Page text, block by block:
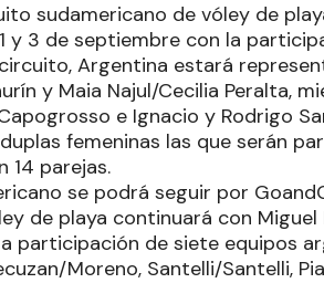
sudamericano de vóley de
y 3 de septiembre con la
Argentina estará
y Maia Najul/Cecilia Peralta,
e Ignacio y Rodrigo
femeninas las que serán
14 parejas.
se podrá seguir por
de playa continuará con Miguel
participación de siete equipos
Moreno, Santelli/Santelli,